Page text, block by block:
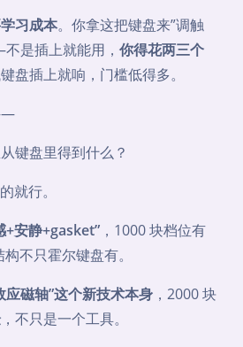
习成本。你拿这把键盘来”调触
是插上就能用， 你得花两三个
盘插上就响，门槛低得多。
键盘里得到什么？
就行。
+安静+gasket” ，1000 块档位有
不只霍尔键盘有。
磁轴”这个新技术本身 ，2000 块
，不只是一个工具。